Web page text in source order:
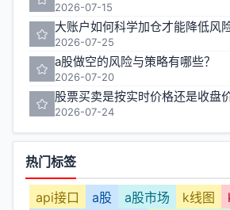
2026-07-15
大账户如何科学加仓才能降低风
2026-07-25
a股做空的风险与策略有哪些？
2026-07-20
股票买卖是按实时价格还是收盘
2026-07-24
热门标签
api接口 a股 a股市场 k线图